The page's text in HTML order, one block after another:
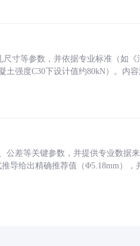
寸等参数，并依据专业标准（如《
土强度C30下设计值约80kN）。内
公差等关键参数，并提供专业数据
导给出精确推荐值（Φ5.18mm），